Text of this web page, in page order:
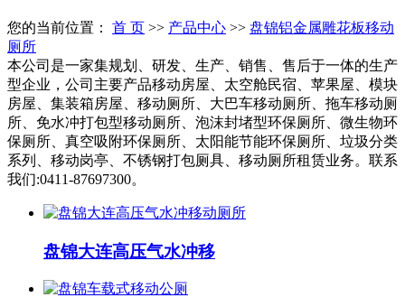
您的当前位置： 首 页 >> 产品中心 >> 盘锦铝金属雕花板移动
厕所
本公司是一家集规划、研发、生产、销售、售后于一体的生产
型企业，公司主要产品移动房屋、太空舱民宿、苹果屋、模块
房屋、集装箱房屋、移动厕所、大巴车移动厕所、拖车移动厕
所、免水冲打包型移动厕所、泡沫封堵型环保厕所、微生物环
保厕所、真空吸附环保厕所、太阳能节能环保厕所、垃圾分类
系列、移动岗亭、不锈钢打包厕具、移动厕所租赁业务。联系
我们:0411-87697300。
盘锦大连高压气水冲移